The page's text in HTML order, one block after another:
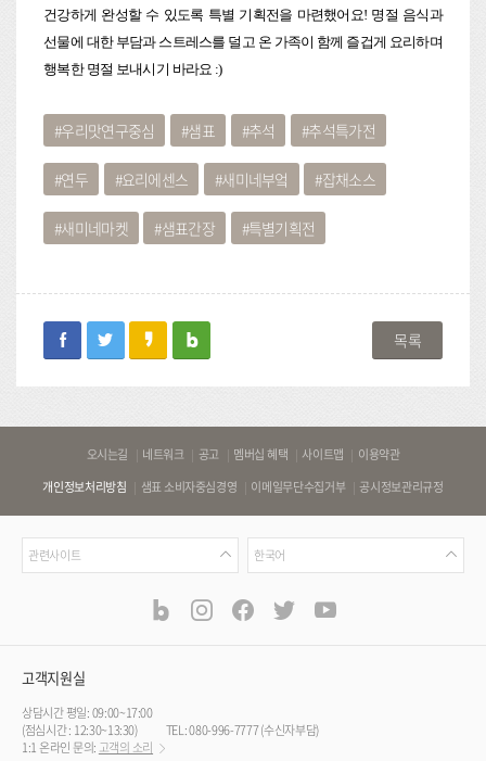
건강하게 완성할 수 있도록 특별 기획전을 마련했어요! 명절 음식과
선물에 대한 부담과 스트레스를 덜고 온 가족이 함께 즐겁게 요리하며
행복한 명절 보내시기 바라요 :)
우리맛연구중심 샘표 추석 추석특가전
연두 요리에센스 새미네부엌 잡채소스
새미네마켓 샘표간장 특별기획전
facebooktwitterkakaostory
blog 목록
오시는길 네트워크 공고 멤버십 혜택 사이트맵
이용약관
개인정보처리방침
샘표 소비자중심경영 이메일무단수집거부 공시정보관리규정
관
련
관련사이트
언
어
한국어
널
blog instagramfacebook
twitter
고객지원실
상담시간 평일: 09:00~17:00
(점심시간 : 12:30~13:30)
TEL: 080-996-7777 (수신자부담)
1:1 온라인 문의: 고객의 소리